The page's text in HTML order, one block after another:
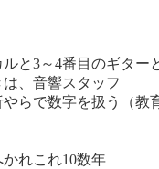
と3～4番目のギター
、音響スタッフ
らで数字を扱う（教
れこれ10数年